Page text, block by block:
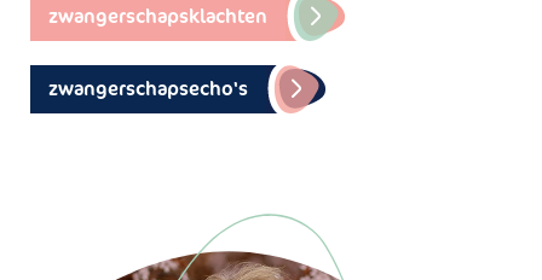
zwangerschapsklachten
zwangerschapsecho's